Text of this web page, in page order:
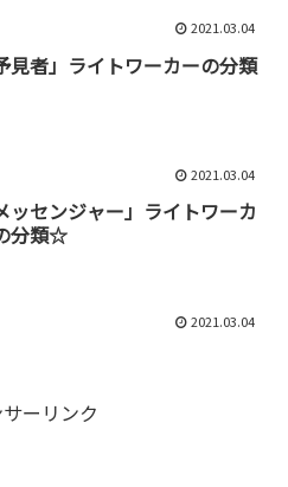
2021.03.04
見者」ライトワーカーの分類
2021.03.04
ッセンジャー」ライトワーカ
分類☆
2021.03.04
ーリンク